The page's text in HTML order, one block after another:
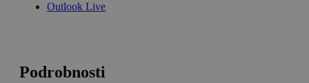
Outlook Live
Podrobnosti